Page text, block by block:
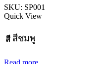
SKU: SP001
Quick View
สี สีชมพู